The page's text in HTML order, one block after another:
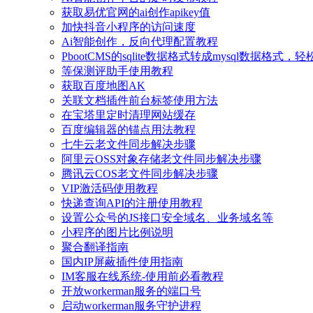
获取易优官网的ai创作apikey值
加快抖音小程序的访问速度
Ai智能创作，反向代理配置教程
PbootCMS的sqlite数据格式转成mysql数据格式，轻
等保测评助手使用教程
获取百度地图AK
关联文档插件前台标签使用方法
在宝塔里定时清理网站缓存
百度编辑器的锚点用法教程
七牛云老文件同步解决步骤
阿里云OSS对象存储老文件同步解决步骤
腾讯云COS老文件同步解决步骤
VIP激活码使用教程
快递查询API的注册使用教程
设置公众号的JS接口安全域名、业务域名等
小程序的图片比例说明
聚合翻译指南
国内IP屏蔽插件使用指南
IM客服在线系统-使用前必看教程
开放workerman服务的端口号
启动workerman服务守护进程